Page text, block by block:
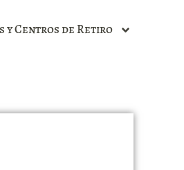
y Centros de Retiro